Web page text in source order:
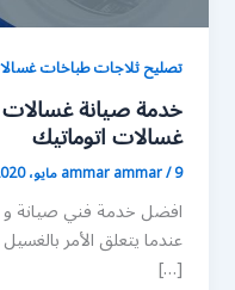
تصليح ثلاجات طباخات
غسالات اتوماتيك
ammar ammar/9 مايو، 2020
افضل خدمة فني صيانة و
عندما يتعلق الأمر
[…]